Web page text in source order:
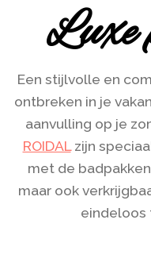
Luxe
Een stijlvolle en
ontbreken in je
aanvulling op je
ROIDALzijn
met de
maar ook
eindeloos